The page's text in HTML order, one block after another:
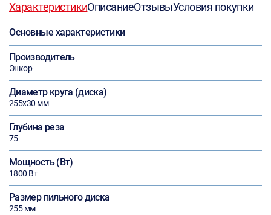
ХарактеристикиОписаниеОтзывыУсловия покупки
Основные характеристики
Производитель
Энкор
Диаметр круга (диска)
255х30 мм
Глубина реза
75
Мощность (Вт)
1800 Вт
Размер пильного диска
255 мм